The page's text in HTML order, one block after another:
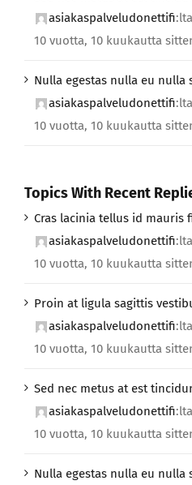
asiakaspalveludonettifi:lta
10 vuotta, 10 kuukautta
Nulla egestas nulla eu nulla
asiakaspalveludonettifi:lta
10 vuotta, 10 kuukautta
Topics With Recent
Cras lacinia tellus id mauris
asiakaspalveludonettifi:lta
10 vuotta, 10 kuukautta
Proin at ligula sagittis
asiakaspalveludonettifi:lta
10 vuotta, 10 kuukautta
Sed nec metus at est
asiakaspalveludonettifi:lta
10 vuotta, 10 kuukautta
Nulla egestas nulla eu nulla